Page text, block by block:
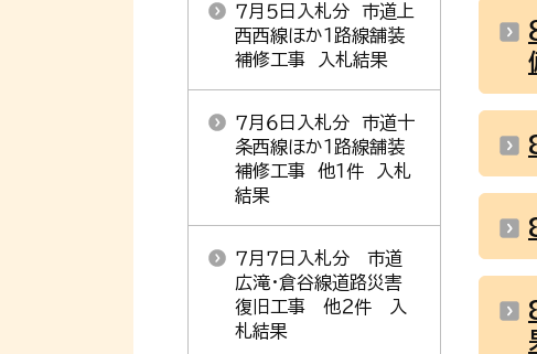
７月５日入札分 市道上
西西線ほか１路線舗装
補修工事 入札結果
７月６日入札分 市道十
条西線ほか１路線舗装
補修工事 他１件 入札
結果
７月７日入札分 市道
広滝・倉谷線道路災害
復旧工事 他２件 入
札結果